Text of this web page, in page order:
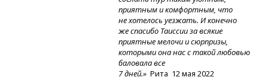
приятным и комфортным, что
не хотелось уезжать. И конечно
же спасибо Таиссии за всякие
приятные мелочи и сюрпризы,
которыми она нас с такой любовью
баловала все
7 дней.» Рита 12 мая 2022